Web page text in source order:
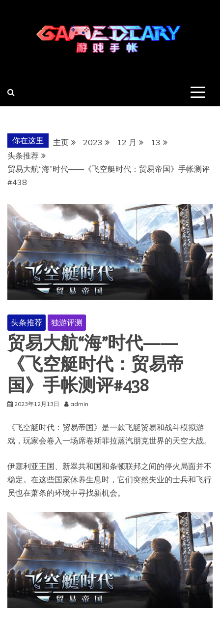
你在这里 主页 2023 12 月
13
头条推荐
贸易大航“海”时代——《飞空艇时代：贸易帝国》手帐测评
#438
头条推荐 独游评测
贸易大航“海”时代——
《飞空艇时代：贸易帝
国》手帐测评#438
2023年12月13日 admin
《飞空艇时代：贸易帝国》是一款飞艇贸易和战斗模拟游
戏，玩家会卷入一场席卷斯菲拉蒸汽朋克世界的天空大战。
伊塞利亚王国、新翠共和国和条顿联邦之间的停火局面并不
稳定。在这些国家休养生息时，它们突然失业的士兵和飞行
员也在萧条的环境中寻找新机会。